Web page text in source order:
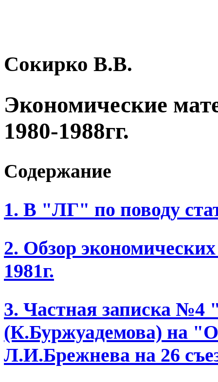
Сокирко В.В.
Экономические
1980-1988гг.
Содержание
1. В "ЛГ" по поводу
2. Обзор
1981г.
3. Частная записка
(К.Буржуадемова) на
Л.И.Брежнева на 26